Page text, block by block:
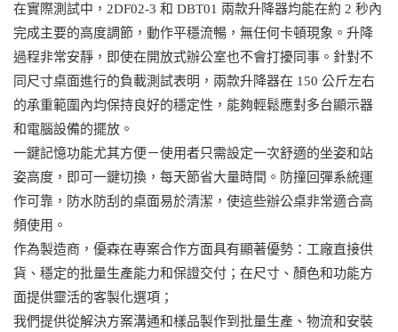
在實際測試中，2DF02-3 和 DBT01 兩款升降器均能在約 2 秒內
完成主要的高度調節，動作平穩流暢，無任何卡頓現象。升降
過程非常安靜，即使在開放式辦公室也不會打擾同事。針對不
同尺寸桌面進行的負載測試表明，兩款升降器在 150 公斤左右
的承重範圍內均保持良好的穩定性，能夠輕鬆應對多台顯示器
和電腦設備的擺放。
一鍵記憶功能尤其方便－使用者只需設定一次舒適的坐姿和站
姿高度，即可一鍵切換，每天節省大量時間。防撞回彈系統運
作可靠，防水防刮的桌面易於清潔，使這些辦公桌非常適合高
頻使用。
作為製造商，優森在專案合作方面具有顯著優勢：工廠直接供
貨、穩定的批量生產能力和保證交付；在尺寸、顏色和功能方
面提供靈活的客製化選項；
我們提供從解決方案溝通和樣品製作到批量生產、物流和安裝